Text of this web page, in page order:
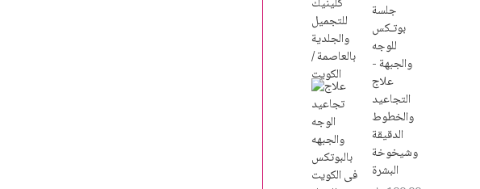
جلسة
بوتـكس
للوجه
والجبهة -
علاج
التجاعيد
والخطوط
الدقيقة
وشيخوخة
البشرة